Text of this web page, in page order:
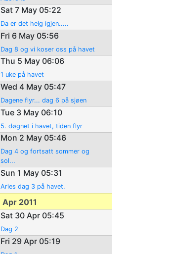
Sat 7 May 05:22
Da er det helg igjen.....
Fri 6 May 05:56
Dag 8 og vi koser oss på havet
Thu 5 May 06:06
1 uke på havet
Wed 4 May 05:47
Dagene flyr... dag 6 på sjøen
Tue 3 May 06:10
5. døgnet i havet, tiden flyr
Mon 2 May 05:46
Dag 4 og fortsatt sommer og
sol...
Sun 1 May 05:31
Aries dag 3 på havet.
Apr 2011
Sat 30 Apr 05:45
Dag 2
Fri 29 Apr 05:19